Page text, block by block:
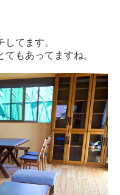
てます。
もあってますね。